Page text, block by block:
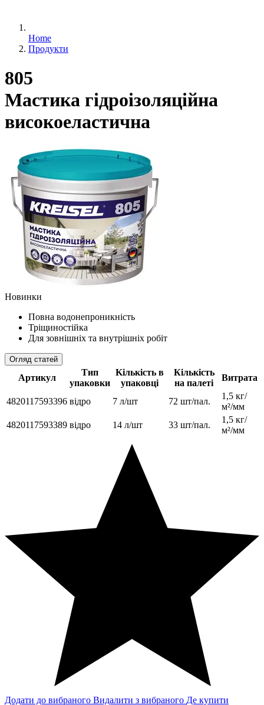
Home
Продукти
805
Мастика гідроізоляційна
високоеластична
Новинки
Повна водонепроникність
Тріщиностійка
Для зовнішніх та внутрішніх робіт
Огляд статей
Артикул
Тип
упаковки
Kількість в
упаковці
Кількість
на палеті
Витрата
4820117593396 відро 7 л/шт 72 шт/пал.
1,5 кг/
м²/мм
4820117593389 відро 14 л/шт 33 шт/пал.
1,5 кг/
м²/мм
Додати до вибраного Видалити з вибраного Де купити